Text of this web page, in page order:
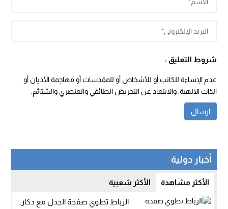
شروط التعليق :
عدم الإساءة للكاتب أو للأشخاص أو للمقدسات أو مهاجمة الأديان أو
الذات الالهية. والابتعاد عن التحريض الطائفي والعنصري والشتائم.
أخبار دولية
الأكثر مشاهدة الأكثر شعبية
الرباط تطوي صفحة الجدل مع دكار..